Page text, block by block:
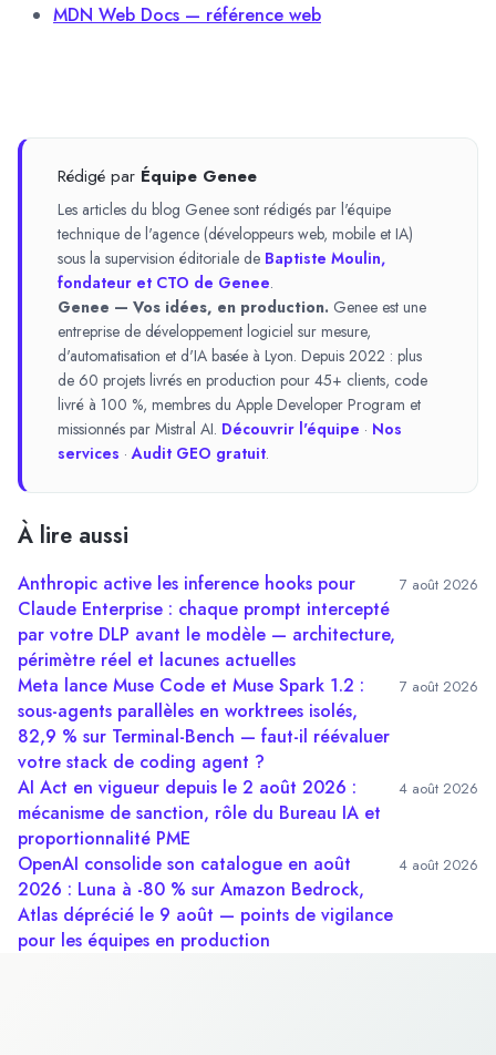
MDN Web Docs — référence web
Rédigé par Équipe Genee
Les articles du blog Genee sont rédigés par l'équipe
technique de l'agence (développeurs web, mobile et IA)
sous la supervision éditoriale de Baptiste Moulin,
fondateur et CTO de Genee.
Genee — Vos idées, en production. Genee est une
entreprise de développement logiciel sur mesure,
d'automatisation et d'IA basée à Lyon. Depuis 2022 : plus
de 60 projets livrés en production pour 45+ clients, code
livré à 100 %, membres du Apple Developer Program et
missionnés par Mistral AI. Découvrir l'équipe · Nos
services ·Audit GEO gratuit.
À lire aussi
Anthropic active les inference hooks pour
Claude Enterprise : chaque prompt intercepté
par votre DLP avant le modèle — architecture,
périmètre réel et lacunes actuelles
7 août 2026
Meta lance Muse Code et Muse Spark 1.2 :
sous-agents parallèles en worktrees isolés,
82,9 % sur Terminal-Bench — faut-il réévaluer
votre stack de coding agent ?
7 août 2026
AI Act en vigueur depuis le 2 août 2026 :
mécanisme de sanction, rôle du Bureau IA et
proportionnalité PME
4 août 2026
OpenAI consolide son catalogue en août
2026 : Luna à -80 % sur Amazon Bedrock,
Atlas déprécié le 9 août — points de vigilance
pour les équipes en production
4 août 2026